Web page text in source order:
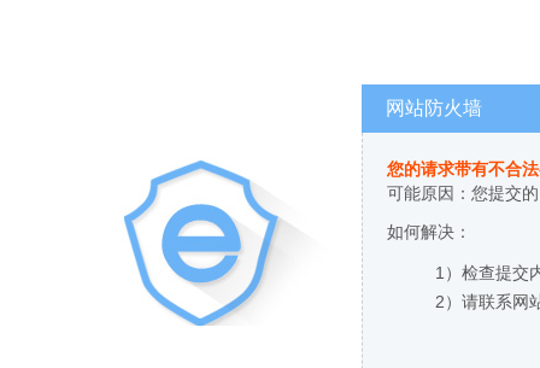
网站防火墙
您的请求带有不合
可能原因：您提交
如何解决：
1）检查提交
2）请联系网